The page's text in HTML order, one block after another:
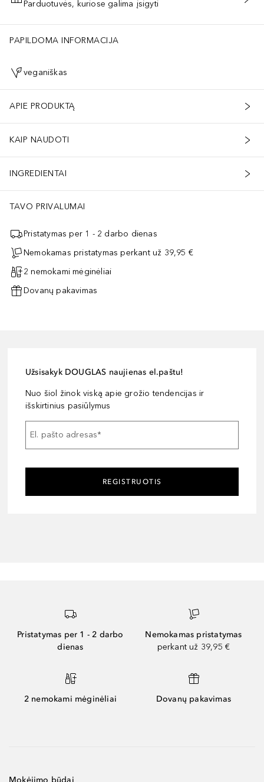
PRIDĖTI Į KREPŠELĮ
Parduotuvės, kuriose galima įsigyti
PAPILDOMA INFORMACIJA
veganiškas
APIE PRODUKTĄ
KAIP NAUDOTI
INGREDIENTAI
TAVO PRIVALUMAI
Pristatymas per 1 - 2 darbo dienas
Nemokamas pristatymas perkant už 39,95 €
2 nemokami mėginėliai
Dovanų pakavimas
Užsisakyk DOUGLAS naujienas el.paštu!
Nuo šiol žinok viską apie grožio tendencijas ir
išskirtinius pasiūlymus
El. pašto adresas*
REGISTRUOTIS
Pristatymas per 1 - 2 darbo
dienas
Nemokamas pristatymas
perkant už 39,95 €
2 nemokami mėginėliai Dovanų pakavimas
Mokėjimo būdai